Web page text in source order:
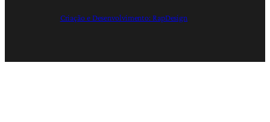
Criação e Desenvolvimento: RapDesign